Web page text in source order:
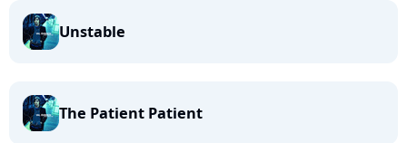
Unstable
The Patient Patient